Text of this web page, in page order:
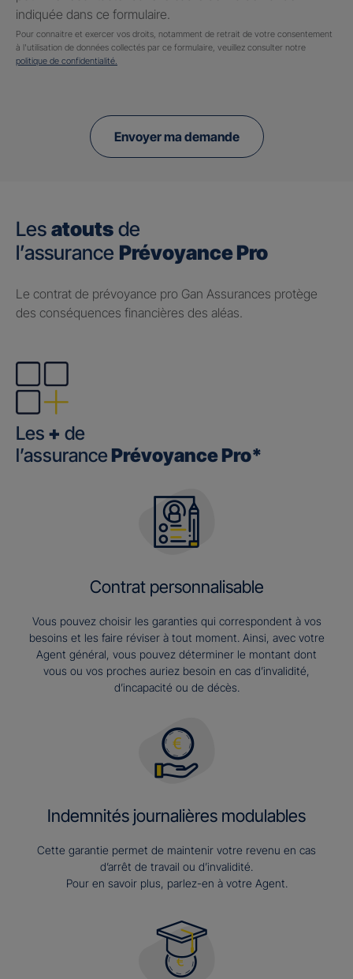
indiquée dans ce formulaire.
Pour connaitre et exercer vos droits, notamment de retrait de votre consentement
à l'utilisation de données collectés par ce formulaire, veuillez consulter notre
politique de confidentialité.
Envoyer ma demande
Les atouts de
l’assurance Prévoyance Pro
Le contrat de prévoyance pro Gan Assurances protège
des conséquences financières des aléas.
Les + de
l’assurance Prévoyance Pro*
Contrat personnalisable
Vous pouvez choisir les garanties qui correspondent à vos
besoins et les faire réviser à tout moment. Ainsi, avec votre
Agent général, vous pouvez déterminer le montant dont
vous ou vos proches auriez besoin en cas d’invalidité,
d’incapacité ou de décès.
Indemnités journalières modulables
Cette garantie permet de maintenir votre revenu en cas
d’arrêt de travail ou d’invalidité.
Pour en savoir plus, parlez-en à votre Agent.